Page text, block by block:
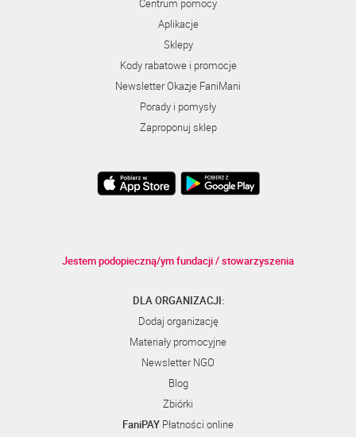
Centrum pomocy
Aplikacje
Sklepy
Kody rabatowe i promocje
Newsletter Okazje FaniMani
Porady i pomysły
Zaproponuj sklep
Jestem podopieczną/ym fundacji / stowarzyszenia
DLA ORGANIZACJI:
Dodaj organizację
Materiały promocyjne
Newsletter NGO
Blog
Zbiórki
FaniPAY Płatności online